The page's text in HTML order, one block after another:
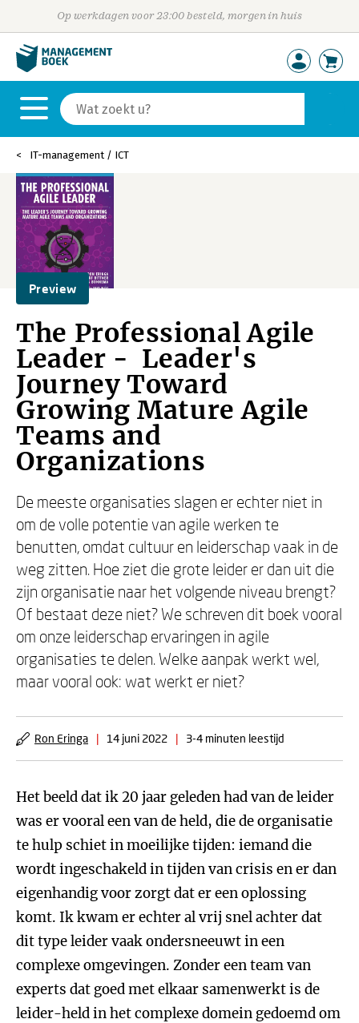
Op werkdagen voor 23:00 besteld, morgen in huis
IT-management / ICT
Preview
The Professional Agile
Leader - Leader's
Journey Toward
Growing Mature Agile
Teams and
Organizations
De meeste organisaties slagen er echter niet in
om de volle potentie van agile werken te
benutten, omdat cultuur en leiderschap vaak in de
weg zitten. Hoe ziet die grote leider er dan uit die
zijn organisatie naar het volgende niveau brengt?
Of bestaat deze niet? We schreven dit boek vooral
om onze leiderschap ervaringen in agile
organisaties te delen. Welke aanpak werkt wel,
maar vooral ook: wat werkt er niet?
Ron Eringa | 14 juni 2022 | 3-4 minuten leestijd
Het beeld dat ik 20 jaar geleden had van de leider
was er vooral een van de held, die de organisatie
te hulp schiet in moeilijke tijden: iemand die
wordt ingeschakeld in tijden van crisis en er dan
eigenhandig voor zorgt dat er een oplossing
komt. Ik kwam er echter al vrij snel achter dat
dit type leider vaak ondersneeuwt in een
complexe omgevingen. Zonder een team van
experts dat goed met elkaar samenwerkt is de
leider-held in het complexe domein gedoemd om